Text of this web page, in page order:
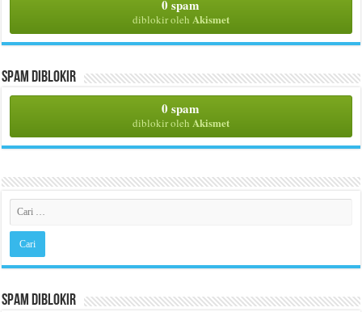
0 spam
diblokir oleh Akismet
Spam Diblokir
0 spam
diblokir oleh Akismet
Spam Diblokir